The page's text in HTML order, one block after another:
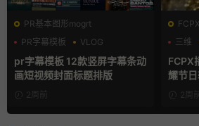
PR基本图形mogrt
PR字幕模板
VLOG
人物介绍
pr字幕模板 12款竖屏字幕条动
画短视频封面标题排版
2周前
三维
FCPX
耀节
2周前